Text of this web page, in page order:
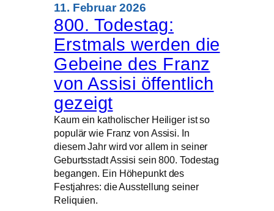
Zugehörigkeit
einer
krisenhaften
Welt
11. Februar 2026
800. Todestag:
Erstmals werden die
Gebeine des Franz
von Assisi öffentlich
gezeigt
Kaum ein katholischer Heiliger ist so
populär wie Franz von Assisi. In
diesem Jahr wird vor allem in seiner
Geburtsstadt Assisi sein 800. Todestag
begangen. Ein Höhepunkt des
Festjahres: die Ausstellung seiner
Reliquien.